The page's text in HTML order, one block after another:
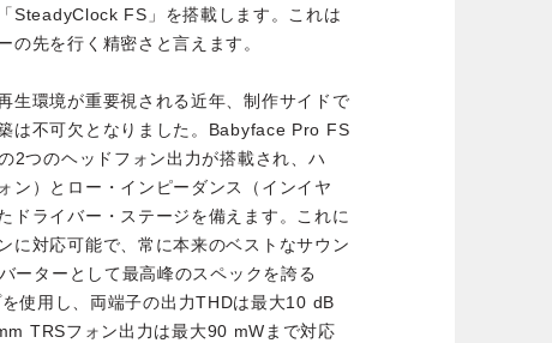
SteadyClock FS」を搭載します。これは
の先を行く精密さと言えます。
生環境が重要視される近年、制作サイドで
は不可欠となりました。Babyface Pro FS
2つのヘッドフォン出力が搭載され、ハ
ン）とロー・インピーダンス（インイヤ
ドライバー・ステージを備えます。これに
に対応可能で、常に本来のベストなサウン
ーターとして最高峰のスペックを誇る
使用し、両端子の出力THDは最大10 dB
TRSフォン出力は最大90 mWまで対応